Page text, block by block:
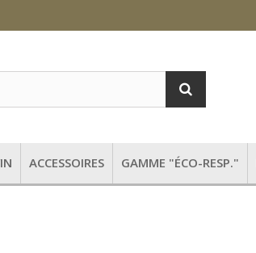
ACCESSOIRES GAMME "ÉCO-RESP."